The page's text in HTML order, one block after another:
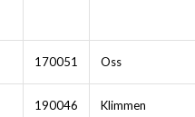
170051 Oss
190046 Klimmen